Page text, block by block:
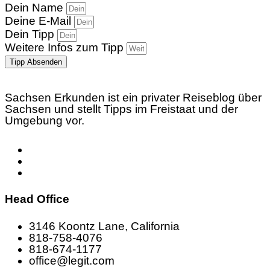
Dein Name
Deine E-Mail
Dein Tipp
Weitere Infos zum Tipp
Tipp Absenden
Sachsen Erkunden ist ein privater Reiseblog über
Sachsen und stellt Tipps im Freistaat und der
Umgebung vor.
Head Office
3146 Koontz Lane, California
818-758-4076
818-674-1177
office@legit.com